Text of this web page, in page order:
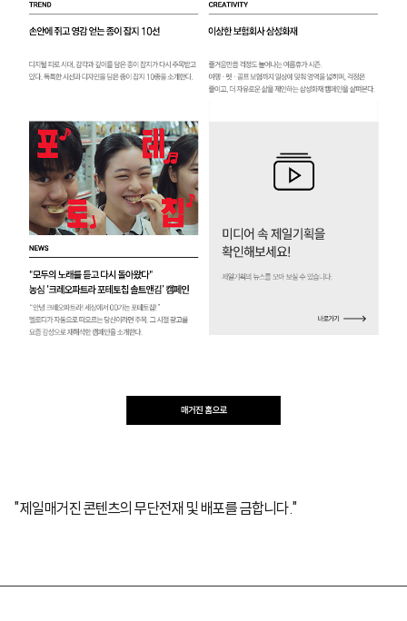
"제일매거진 콘텐츠의 무단전재 및 배포를 금합니다."